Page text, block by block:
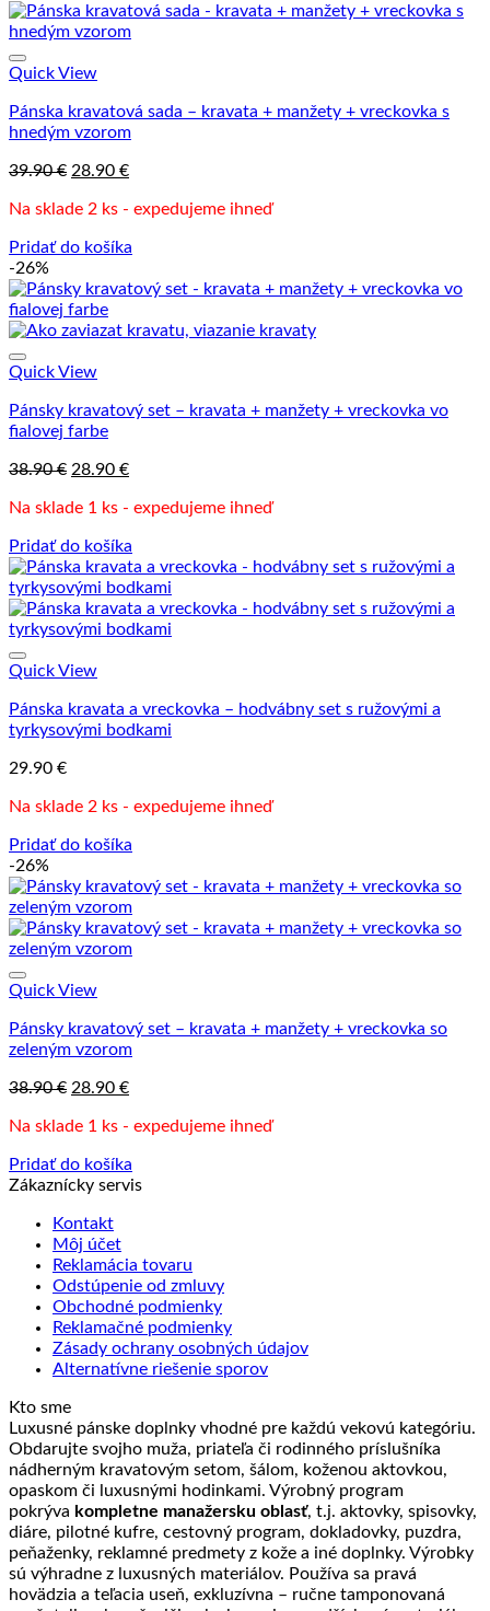
Quick View
Pánska kravatová sada – kravata + manžety + vreckovka s
hnedým vzorom
39.90€ Pôvodná
bola:
28.90 €Aktuálna
je:
Na sklade 2 ks - expedujeme ihneď
Pridať do košíka
-26%
Quick View
Pánsky kravatový set – kravata + manžety + vreckovka vo
fialovej farbe
38.90€ Pôvodná
bola:
28.90 €Aktuálna
je:
Na sklade 1 ks - expedujeme ihneď
Pridať do košíka
Quick View
Pánska kravata a vreckovka – hodvábny set s ružovými a
tyrkysovými bodkami
29.90 €
Na sklade 2 ks - expedujeme ihneď
Pridať do košíka
-26%
Quick View
Pánsky kravatový set – kravata + manžety + vreckovka so
zeleným vzorom
38.90€ Pôvodná
bola:
28.90 €Aktuálna
je:
Na sklade 1 ks - expedujeme ihneď
Pridať do košíka
Zákaznícky servis
Kontakt
Môj účet
Reklamácia tovaru
Odstúpenie od zmluvy
Obchodné podmienky
Reklamačné podmienky
Zásady ochrany osobných údajov
Alternatívne riešenie sporov
Kto sme
Luxusné pánske doplnky vhodné pre každú vekovú kategóriu.
Obdarujte svojho muža, priateľa či rodinného príslušníka
nádherným kravatovým setom, šálom, koženou aktovkou,
opaskom či luxusnými hodinkami. Výrobný program
pokrýva kompletne manažersku oblasť, t.j. aktovky, spisovky,
diáre, pilotné kufre, cestovný program, dokladovky, puzdra,
peňaženky, reklamné predmety z kože a iné doplnky. Výrobky
sú výhradne z luxusných materiálov. Používa sa pravá
hovädzia a teľacia useň, exkluzívna – ručne tamponovaná